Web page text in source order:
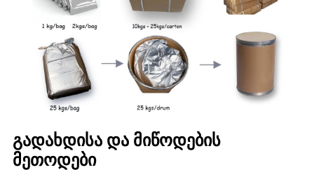
გადახდისა და მიწოდების
მეთოდები